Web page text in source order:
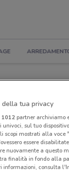
e
a Modugno
della tua privacy
1012partner archiviamo
sul tuo
scopi mostrati alla
essere
nuovamente a questo
finalità in fondo alla
informazioni, consulta